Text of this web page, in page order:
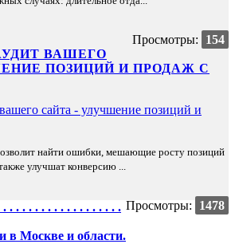
Просмотры:
154
ВАШЕГО
ПОЗИЦИЙ И ПРОДАЖ С
найти ошибки, мешающие росту позиций
улучшат конверсию ...
Просмотры: 1478
. . . . . . . . . . . . . . . . . .
в Москве и области.